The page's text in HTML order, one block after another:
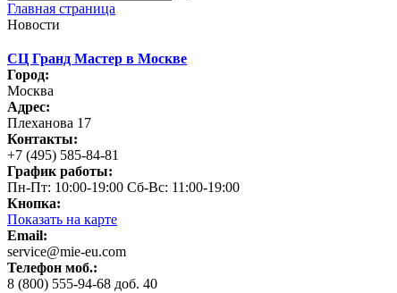
Главная страница
Новости
СЦ Гранд Мастер в Москве
Город:
Москва
Адрес:
Плеханова 17
Контакты:
+7 (495) 585-84-81
График работы:
Пн-Пт: 10:00-19:00 Сб-Вс: 11:00-19:00
Кнопка:
Показать на карте
Email:
service@mie-eu.com
Телефон моб.:
8 (800) 555-94-68 доб. 40